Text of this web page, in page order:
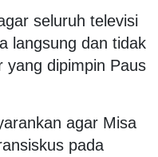
seluruh televisi
langsung dan tidak
yang dipimpin Paus
agar Misa
pada